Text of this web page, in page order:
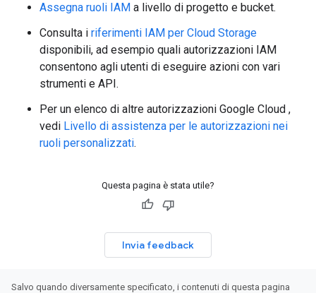
Assegna ruoli IAM a livello di progetto e bucket.
Consulta i riferimenti IAM per Cloud Storage
disponibili, ad esempio quali autorizzazioni IAM
consentono agli utenti di eseguire azioni con vari
strumenti e API.
Per un elenco di altre autorizzazioni Google Cloud ,
vedi Livello di assistenza per le autorizzazioni nei
ruoli personalizzati.
Questa pagina è stata utile?
Invia feedback
Salvo quando diversamente specificato, i contenuti di questa pagina